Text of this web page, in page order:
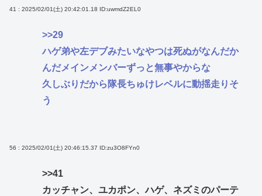
41 : 2025/02/01(土) 20:42:01.18 ID:uwmdZ2EL0
>>29
ハゲ弟や左デブみたいなやつは死ぬがなんだか
んだメインメンバーずっと無事やからな
久しぶりだから隊長ちゅけレベルに動揺走りそ
う
56 : 2025/02/01(土) 20:46:15.37 ID:zu3O8FYn0
>>41
カッチャン、ユカポン、ハゲ、ネズミのパーテ